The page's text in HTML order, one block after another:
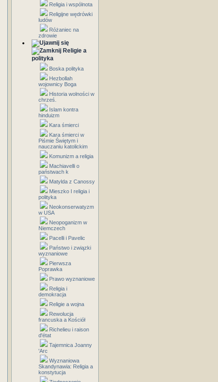
Religia i wspólnota
Religijne wędrówki
ludów
Różaniec na
zdrowie
Religie a
polityka
Boska polityka
Hezbollah
wojownicy Boga
Historia wolności w
chrześ.
Islam kontra
hinduizm
Kara śmierci
Kara śmierci w
Piśmie Świętym i
nauczaniu katolickim
Komunizm a religia
Machiavelli o
państwach k
Matylda z Canossy
Mieszko I religia i
polityka
Neokonserwatyzm
w USA
Neopoganizm w
Niemczech
Pacelli i Pavelic
Państwo i związki
wyznaniowe
Pierwsza
Poprawka
Prawo wyznaniowe
Religia i
demokracja
Religie a wojna
Rewolucja
francuska a Kościół
Richelieu i raison
d'état
Tajemnica Joanny
'Arc
Wyznaniowa
Skandynawia: Religia a
konstytucja